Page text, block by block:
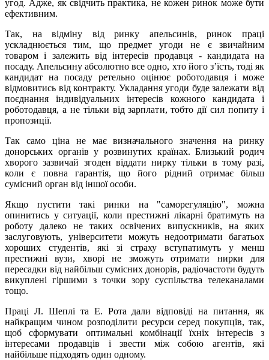
угод. Адже, як свідчить практика, не кожен ринок може бути
ефективним.
Так, на відміну від ринку апельсинів, ринок праці
ускладнюється тим, що предмет угоди не є звичайним
товаром і залежить від інтересів продавця - кандидата на
посаду. Апельсину абсолютно все одно, хто його з’їcть, тоді як
кандидат на посаду ретельно оцінює роботодавця і може
відмовитись від контракту. Укладання угоди буде залежати від
поєднання індивідуальних інтересів кожного кандидата і
роботодавця, а не тільки від зарплати, тобто дії сил попиту і
пропозиції.
Так само ціна не має визначального значення на ринку
донорських органів у розвинутих країнах. Близький родич
хворого зазвичай згоден віддати нирку тільки в тому разі,
коли є повна гарантія, що його рідний отримає більш
сумісний орган від іншої особи.
Якщо пустити такі ринки на "саморегуляцію", можна
опинитись у ситуації, коли престижні лікарні братимуть на
роботу далеко не таких освічених випускників, на яких
заслуговують, університети можуть недоотримати багатьох
хороших студентів, які зі страху вступатимуть у менш
престижні вузи, хворі не зможуть отримати нирки для
пересадки від найбільш сумісних донорів, радіочастоти будуть
викуплені гіршими з точки зору суспільства телеканалами
тощо.
Праці Л. Шеплі та Е. Рота дали відповіді на питання, як
найкращим чином розподілити ресурси серед покупців, так,
щоб сформувати оптимальні комбінації їхніх інтересів з
інтересами продавців і звести між собою агентів, які
найбільше підходять один одному.